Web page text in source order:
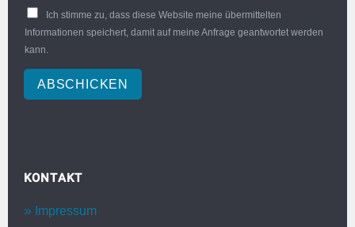
Ich stimme zu, dass diese Website meine übermittelten
Informationen speichert, damit auf meine Anfrage geantwortet werden
kann.
ABSCHICKEN
KONTAKT
Impressum